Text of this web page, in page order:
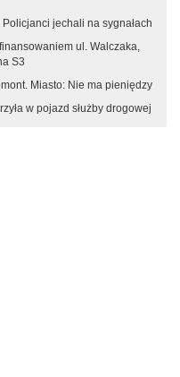
jechali na sygnałach
ul. Walczaka,
S3
Miasto: Nie ma pieniędzy
w pojazd służby drogowej